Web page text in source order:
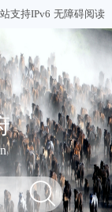
支持IPv6 无障碍阅读